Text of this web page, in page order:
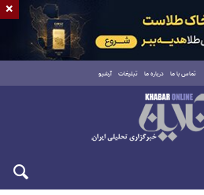
تماس با ما درباره ما تبلیغات آرشیو
×